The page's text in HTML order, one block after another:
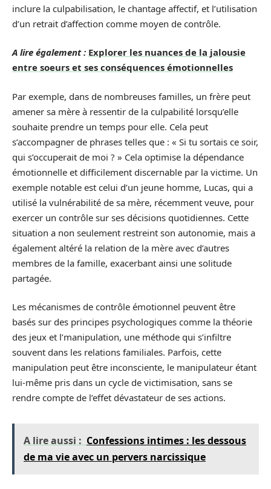
inclure la culpabilisation, le chantage affectif, et l’utilisation
d’un retrait d’affection comme moyen de contrôle.
A lire également : Explorer les nuances de la jalousie
entre soeurs et ses conséquences émotionnelles
Par exemple, dans de nombreuses familles, un frère peut
amener sa mère à ressentir de la culpabilité lorsqu’elle
souhaite prendre un temps pour elle. Cela peut
s’accompagner de phrases telles que : « Si tu sortais ce soir,
qui s’occuperait de moi ? » Cela optimise la dépendance
émotionnelle et difficilement discernable par la victime. Un
exemple notable est celui d’un jeune homme, Lucas, qui a
utilisé la vulnérabilité de sa mère, récemment veuve, pour
exercer un contrôle sur ses décisions quotidiennes. Cette
situation a non seulement restreint son autonomie, mais a
également altéré la relation de la mère avec d’autres
membres de la famille, exacerbant ainsi une solitude
partagée.
Les mécanismes de contrôle émotionnel peuvent être
basés sur des principes psychologiques comme la théorie
des jeux et l’manipulation, une méthode qui s’infiltre
souvent dans les relations familiales. Parfois, cette
manipulation peut être inconsciente, le manipulateur étant
lui-même pris dans un cycle de victimisation, sans se
rendre compte de l’effet dévastateur de ses actions.
A lire aussi : Confessions intimes : les dessous
de ma vie avec un pervers narcissique